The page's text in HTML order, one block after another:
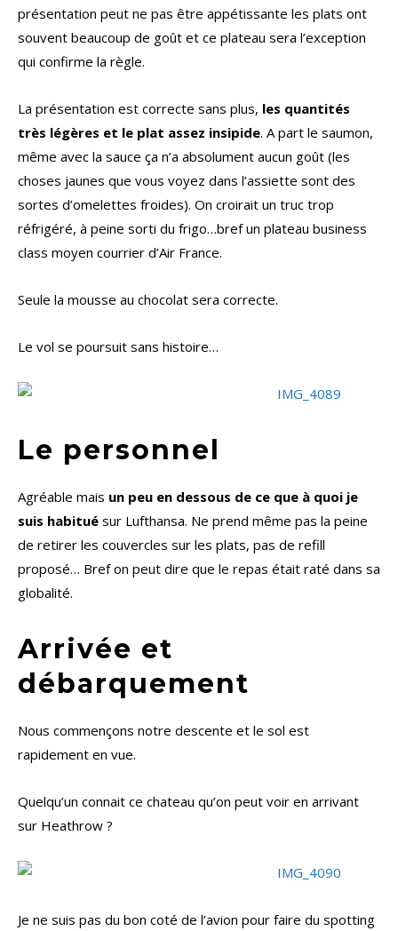
présentation peut ne pas être appétissante les plats ont
souvent beaucoup de goût et ce plateau sera l’exception
qui confirme la règle.
La présentation est correcte sans plus, les quantités
très légères et le plat assez insipide. A part le saumon,
même avec la sauce ça n’a absolument aucun goût (les
choses jaunes que vous voyez dans l’assiette sont des
sortes d’omelettes froides). On croirait un truc trop
réfrigéré, à peine sorti du frigo…bref un plateau business
class moyen courrier d’Air France.
Seule la mousse au chocolat sera correcte.
Le vol se poursuit sans histoire…
Le personnel
Agréable mais un peu en dessous de ce que à quoi je
suis habitué sur Lufthansa. Ne prend même pas la peine
de retirer les couvercles sur les plats, pas de refill
proposé… Bref on peut dire que le repas était raté dans sa
globalité.
Arrivée et
débarquement
Nous commençons notre descente et le sol est
rapidement en vue.
Quelqu’un connait ce chateau qu’on peut voir en arrivant
sur Heathrow ?
Je ne suis pas du bon coté de l’avion pour faire du spotting